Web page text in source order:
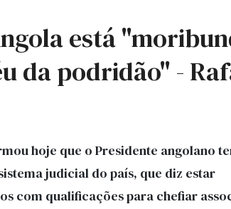
está
da podridão" -
hoje que o Presidente angolano
judicial do país, que diz estar
com qualificações para chefiar